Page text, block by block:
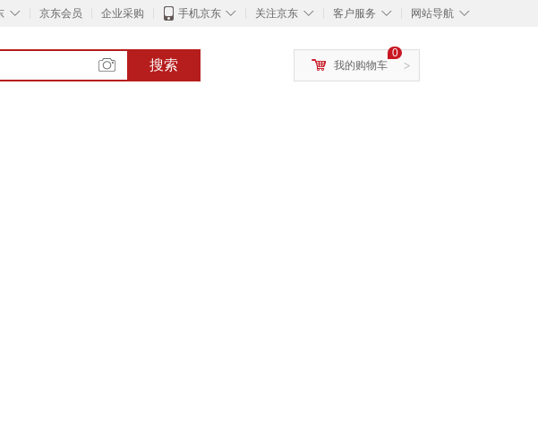
◇ 京东会员 企业采购 ◇
手机京东 ◇
关注京东 ◇
客户服务 ◇
网站导航
搜索 >
0
我的购物车